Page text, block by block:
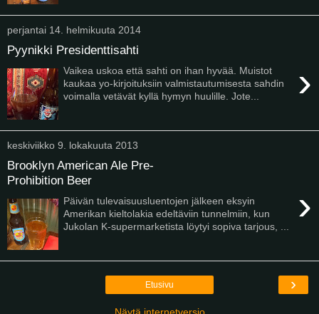
perjantai 14. helmikuuta 2014
Pyynikki Presidenttisahti
›
Vaikea uskoa että sahti on ihan hyvää. Muistot
kaukaa yo-kirjoituksiin valmistautumisesta sahdin
voimalla vetävät kyllä hymyn huulille. Jote...
keskiviikko 9. lokakuuta 2013
Brooklyn American Ale Pre-
Prohibition Beer
›
Päivän tulevaisuusluentojen jälkeen eksyin
Amerikan kieltolakia edeltäviin tunnelmiin, kun
Jukolan K-supermarketista löytyi sopiva tarjous, ...
›
Etusivu
Näytä internetversio